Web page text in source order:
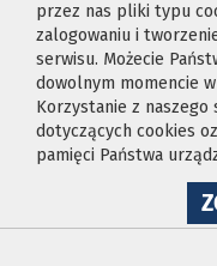
przez nas pliki typu
zalogowaniu i
serwisu. Możecie
dowolnym momencie
Korzystanie z naszego
dotyczących cookies
pamięci Państwa